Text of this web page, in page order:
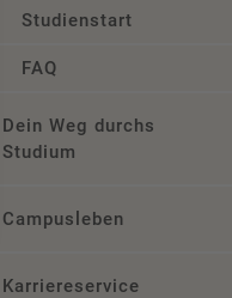
Studienstart
FAQ
Dein Weg durchs
Studium
Campusleben
Karriereservice